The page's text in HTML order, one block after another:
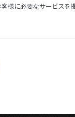
様に必要なサービスを